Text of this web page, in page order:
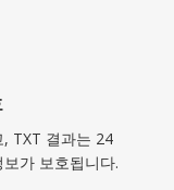
TXT 결과는 24
가 보호됩니다.